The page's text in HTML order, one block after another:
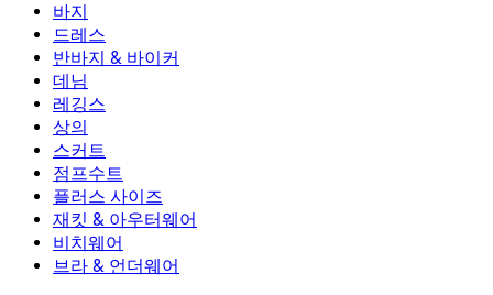
바지
바지
조거
작업 바지
플로우 팬츠
드레스
드레스
액티브 드레스
맥시 & 미디 드레스
미니 드레스
반바지 & 바이커
반바지 & 바이커
바이커
데님 반바지
2.5인치 반바지
데님
데님
데님 레깅스
와이드 진
데님 반바지
데님 스커트
레깅스
레깅스
데님 레깅스
힙업 레깅스
요가 레깅스
상의
상의
스포츠 브라
티셔츠
스커트
스커트
액티브 스커트
미니 스커트
맥시 & 미디 스커트
점프수트
점프수트
오버롤
롬퍼
플러스 사이즈
플러스 사이즈
플러스 사이즈 하의
플러스 사이즈 상의
플러스 사이즈 드레스
재킷 & 아우터웨어
재킷 & 아우터웨어
재킷 & 아우터웨어
아우터웨어
비치웨어
비치웨어
수영복 상의
브라 & 언더웨어
브라 & 언더웨어